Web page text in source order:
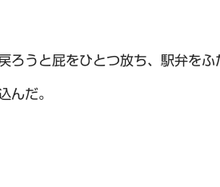
ろうと屁をひとつ放ち、駅弁をふ
んだ。